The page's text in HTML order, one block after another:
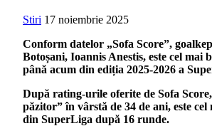
Stiri 17 noiembrie 2025
Conform datelor „Sofa Score”,
Botoșani, Ioannis Anestis, este cel mai
până acum din ediția 2025-2026 a
După rating-urile oferite de Sofa
păzitor” în vârstă de 34 de ani, este
din SuperLiga după 16 runde.